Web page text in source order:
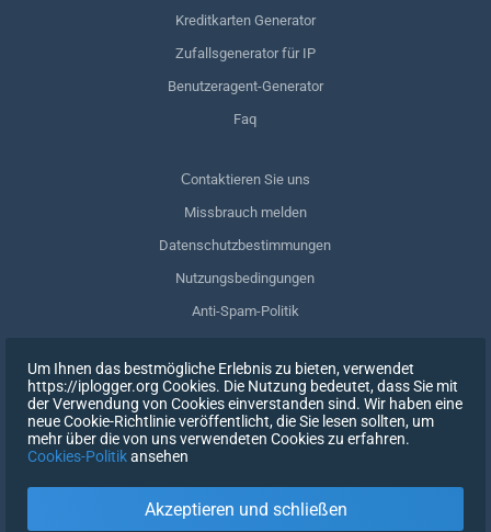
Kreditkarten Generator
Zufallsgenerator für IP
Benutzeragent-Generator
Faq
Сontaktieren Sie uns
Missbrauch melden
Datenschutzbestimmungen
Nutzungsbedingungen
Anti-Spam-Politik
Meine Daten löschen
Zustimmung zurückziehen
Um Ihnen das bestmögliche Erlebnis zu bieten, verwendet
https://iplogger.org Cookies. Die Nutzung bedeutet, dass Sie mit
der Verwendung von Cookies einverstanden sind. Wir haben eine
neue Cookie-Richtlinie veröffentlicht, die Sie lesen sollten, um
mehr über die von uns verwendeten Cookies zu erfahren.
Cookies-Politikansehen
Akzeptieren und schließen